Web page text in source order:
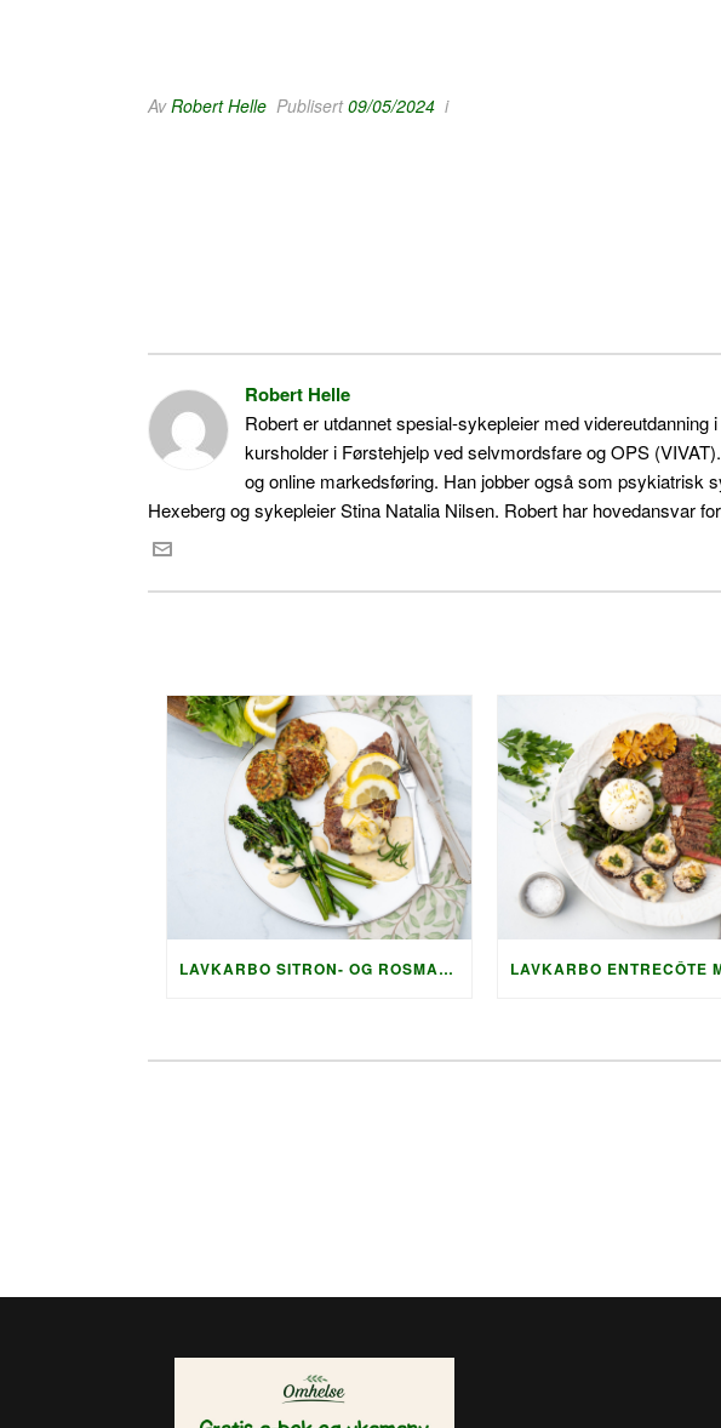
AvRobert Helle Publisert09/05/2024 i
Robert Helle
Robert er utdannet spesial-sykepleier med
kursholder i Førstehjelp ved selvmordsfare og OPS
og online markedsføring. Han jobber også som psykiatrisk
Hexeberg og sykepleier Stina Natalia Nilsen. Robert har hovedansvar
LAVKARBO SITRON- OG ROSMARINMARINERTE NAKKEKOTELETTER MED SPRØ SQUASHRØSTI OG PARMESAN-SAUS